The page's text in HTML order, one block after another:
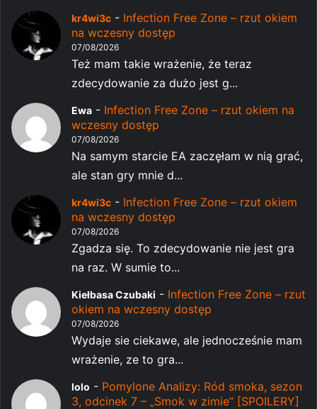
kr4wi3c - Infection Free Zone – rzut okiem
na wczesny dostęp
07/08/2026
Też mam takie wrażenie, że teraz
zdecydowanie za dużo jest g...
Ewa - Infection Free Zone – rzut okiem na
wczesny dostęp
07/08/2026
Na samym starcie EA zaczęłam w nią grać,
ale stan gry mnie d...
kr4wi3c - Infection Free Zone – rzut okiem
na wczesny dostęp
07/08/2026
Zgadza się. To zdecydowanie nie jest gra
na raz. W sumie to...
Kiełbasa Czubaki - Infection Free Zone – rzut
okiem na wczesny dostęp
07/08/2026
Wydaje sie ciekawe, ale jednocześnie mam
wrażenie, ze to gra...
lolo - Pomylone Analizy: Ród smoka, sezon
3, odcinek 7 – „Smok w zimie” [SPOILERY]